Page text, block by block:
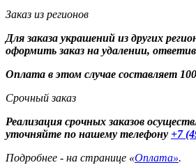
Заказ из регионов
Для заказа украшений из других
оформить заказ на удалении,
Оплата в этом случае составляет
Срочный заказ
Реализация срочных заказов
уточняйте по нашему телефону +7
Подробнее - на странице «Оплата».